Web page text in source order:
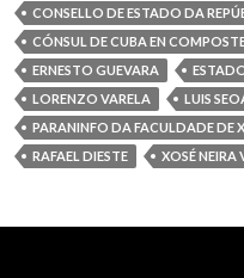
CONSELLO DE ESTADO DA
CÓNSUL DE CUBA EN
ERNESTO GUEVARA
LORENZO VARELA
LUIS
PARANINFO DA FACULDADE DE
RAFAEL DIESTE
XOSÉ NEIRA